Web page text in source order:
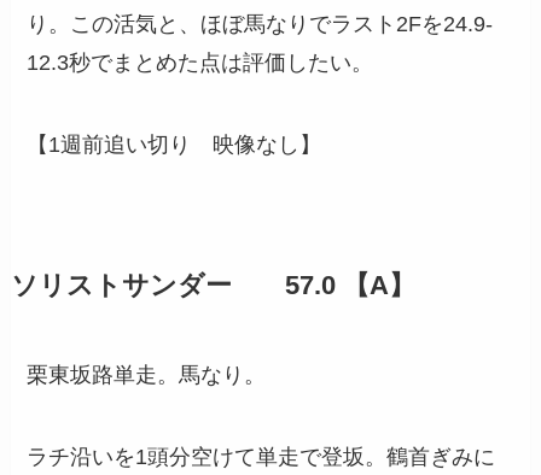
り。この活気と、ほぼ馬なりでラスト2Fを24.9-
12.3秒でまとめた点は評価したい。
【1週前追い切り 映像なし】
ソリストサンダー 57.0 【A】
栗東坂路単走。馬なり。
ラチ沿いを1頭分空けて単走で登坂。鶴首ぎみに